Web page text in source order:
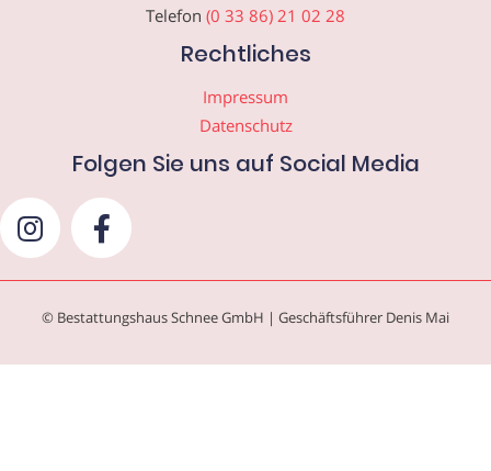
Telefon (0 33 86) 21 02 28
Rechtliches
Impressum
Datenschutz
Folgen Sie uns auf Social Media
© Bestattungshaus Schnee GmbH | Geschäftsführer Denis Mai